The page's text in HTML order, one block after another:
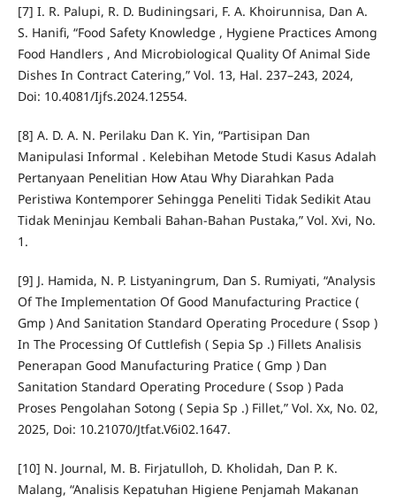
[7] I. R. Palupi, R. D. Budiningsari, F. A. Khoirunnisa, Dan A.
S. Hanifi, “Food Safety Knowledge , Hygiene Practices Among
Food Handlers , And Microbiological Quality Of Animal Side
Dishes In Contract Catering,” Vol. 13, Hal. 237–243, 2024,
Doi: 10.4081/Ijfs.2024.12554.
[8] A. D. A. N. Perilaku Dan K. Yin, “Partisipan Dan
Manipulasi Informal . Kelebihan Metode Studi Kasus Adalah
Pertanyaan Penelitian How Atau Why Diarahkan Pada
Peristiwa Kontemporer Sehingga Peneliti Tidak Sedikit Atau
Tidak Meninjau Kembali Bahan-Bahan Pustaka,” Vol. Xvi, No.
1.
[9] J. Hamida, N. P. Listyaningrum, Dan S. Rumiyati, “Analysis
Of The Implementation Of Good Manufacturing Practice (
Gmp ) And Sanitation Standard Operating Procedure ( Ssop )
In The Processing Of Cuttlefish ( Sepia Sp .) Fillets Analisis
Penerapan Good Manufacturing Pratice ( Gmp ) Dan
Sanitation Standard Operating Procedure ( Ssop ) Pada
Proses Pengolahan Sotong ( Sepia Sp .) Fillet,” Vol. Xx, No. 02,
2025, Doi: 10.21070/Jtfat.V6i02.1647.
[10] N. Journal, M. B. Firjatulloh, D. Kholidah, Dan P. K.
Malang, “Analisis Kepatuhan Higiene Penjamah Makanan